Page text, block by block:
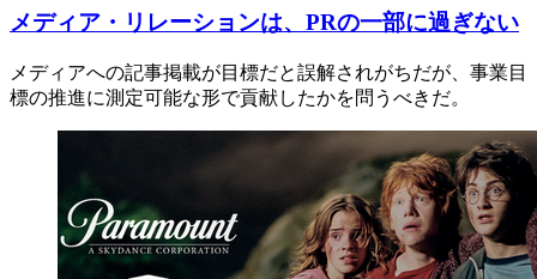
メディア・リレーションは、PRの一部に過ぎない
メディアへの記事掲載が目標だと誤解されがちだが、事業目
標の推進に測定可能な形で貢献したかを問うべきだ。